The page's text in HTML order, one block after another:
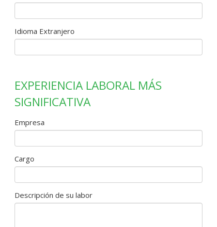
Idioma Extranjero
EXPERIENCIA LABORAL MÁS
SIGNIFICATIVA
Empresa
Cargo
Descripción de su labor